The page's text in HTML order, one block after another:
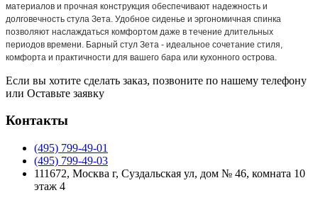
материалов и прочная конструкция обеспечивают надежность и
долговечность стула Зета. Удобное сиденье и эргономичная спинка
позволяют наслаждаться комфортом даже в течение длительных
периодов времени. Барный стул Зета - идеальное сочетание стиля,
комфорта и практичности для вашего бара или кухонного острова.
Если вы хотите сделать заказ, позвоните по нашему телефону
или Оставьте заявку
Контакты
(495) 799-49-01
(495) 799-49-03
111672, Москва г, Суздальская ул, дом № 46, комната 10
этаж 4